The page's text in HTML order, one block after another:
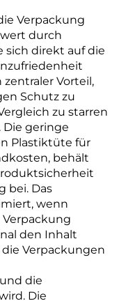
Verpackung
durch
sich direkt auf die
Vorteil,
Schutz zu
zu starren
geringe
Plastiktüte für
behält
bei. Das
wenn
den Inhalt
Verpackungen
die
Die